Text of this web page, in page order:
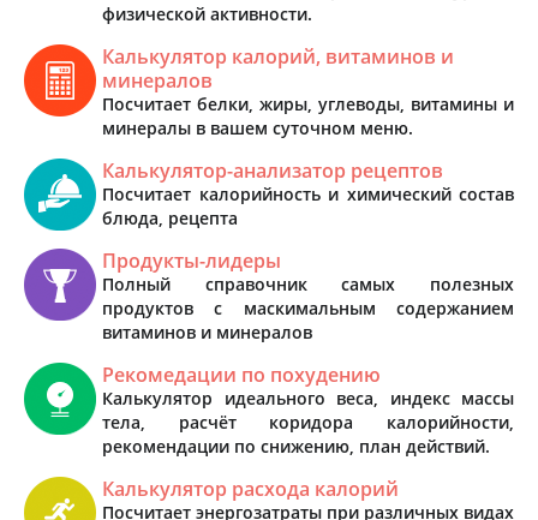
физической активности.
Калькулятор калорий, витаминов и
минералов
Посчитает белки, жиры, углеводы, витамины и
минералы в вашем суточном меню.
Калькулятор-анализатор рецептов
Посчитает калорийность и химический состав
блюда, рецепта
Продукты-лидеры
Полный справочник самых полезных
продуктов с маскимальным содержанием
витаминов и минералов
Рекомедации по похудению
Калькулятор идеального веса, индекс массы
тела, расчёт коридора калорийности,
рекомендации по снижению, план действий.
Калькулятор расхода калорий
Посчитает энергозатраты при различных видах